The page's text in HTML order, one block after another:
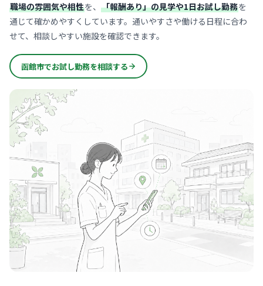
職場の雰囲気や相性を、 「報酬あり」の見学や1日お試し勤務を
通じて確かめやすくしています。通いやすさや働ける日程に合わ
せて、相談しやすい施設を確認できます。
函館市でお試し勤務を相談する